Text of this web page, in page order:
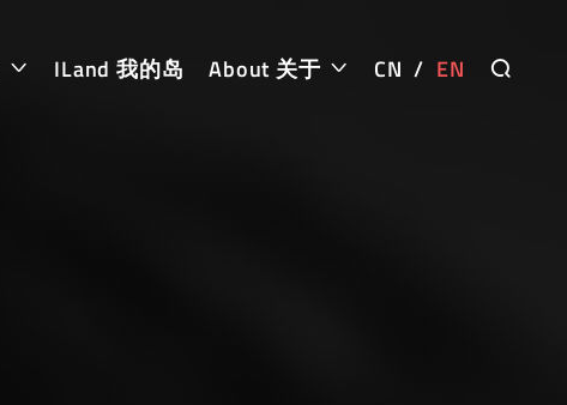
ILand 我的岛 About 关于 CN / EN